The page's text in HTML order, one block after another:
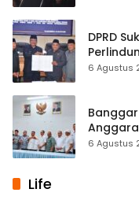
DPRD
6 Agustus
Banggar
hingga
6 Agustus
Life